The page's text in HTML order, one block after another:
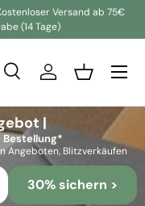
Versand ab 75€
(14 Tage)
SucheEinloggen
|
Angeboten, Blitzverkäufen
30% sichern >